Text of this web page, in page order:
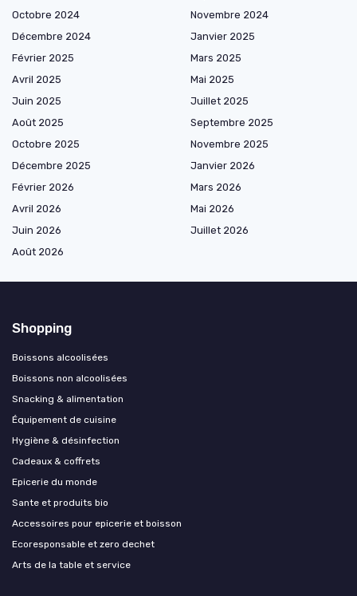
Octobre 2024
Novembre 2024
Décembre 2024
Janvier 2025
Février 2025
Mars 2025
Avril 2025
Mai 2025
Juin 2025
Juillet 2025
Août 2025
Septembre 2025
Octobre 2025
Novembre 2025
Décembre 2025
Janvier 2026
Février 2026
Mars 2026
Avril 2026
Mai 2026
Juin 2026
Juillet 2026
Août 2026
Shopping
Boissons alcoolisées
Boissons non alcoolisées
Snacking & alimentation
Équipement de cuisine
Hygiène & désinfection
Cadeaux & coffrets
Epicerie du monde
Sante et produits bio
Accessoires pour epicerie et boisson
Ecoresponsable et zero dechet
Arts de la table et service